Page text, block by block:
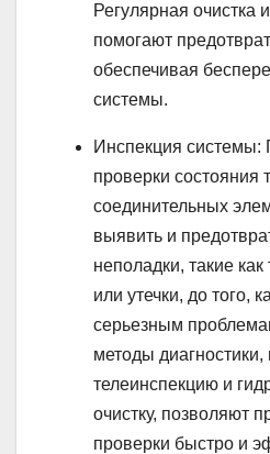
Регулярная очистка
помогают
обеспечивая
системы.
Инспекция системы:
проверки состояния
соединительных
выявить и
неполадки, такие
или утечки, до того,
серьезным
методы диагностики,
телеинспекцию и
очистку, позволяют
проверки быстро и